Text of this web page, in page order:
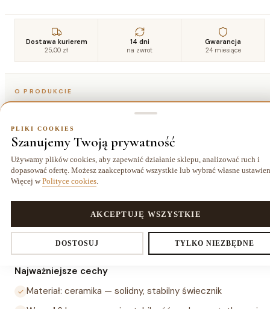
Dostawa kurierem
25,00 zł
14 dni
na zwrot
Gwarancja
24 miesiące
O PRODUKCIE
Opis
Świecznik TACURI to ceramiczny świecznik dekoracyjny o
wymiarach 12×12×23 cm (szer.×gł.×wys.) i wadze 1,6 kg.
Stabilna, ceramiczna podstawa i prosta forma sprawiają, że
nadaje się do salonu, sypialni i jadalni — tworzy przytulną
atmosferę ze świecą stołową lub podgrzewaczem.
Najważniejsze cechy
Materiał: ceramika — solidny, stabilny świecznik
PLIKI COOKIES
Szanujemy Twoją prywatność
Używamy plików cookies, aby zapewnić działanie sklepu, analizować ruch i
dopasować ofertę. Możesz zaakceptować wszystkie lub wybrać własne
Więcej w Polityce cookies
DOSTOSUJ TYLKO NIEZBĘDNE
AKCEPTUJĘ WSZYSTKIE
Ustawienia prywatności
Decydujesz, które dane zbieramy. Niezbędne pliki cookies są